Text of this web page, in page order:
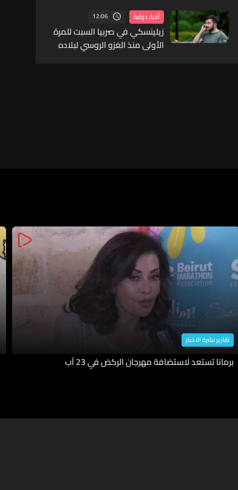
أخبار دولية 12:06
زيلينسكي في صربيا السبت للمرة
الأولى منذ الغزو الروسي لبلاده
تقارير نشرة الاخبار
برمانا تستعد لاستضافة مهرجان الركض في 23 آب